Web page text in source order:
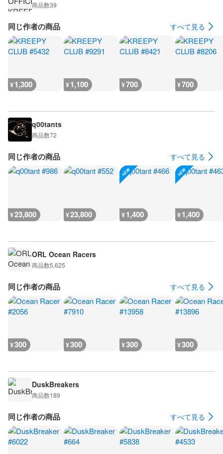
商品数39
同じ作者の商品 すべて見る
¥1,300 ¥1,100 ¥700 ¥700
q00tants
商品数72
同じ作者の商品 すべて見る
¥23,800 ¥23,800 ¥1,400 ¥1,400
ORL Ocean Racers
商品数5,625
同じ作者の商品 すべて見る
¥300 ¥300 ¥300 ¥300
DuskBreakers
商品数189
同じ作者の商品 すべて見る